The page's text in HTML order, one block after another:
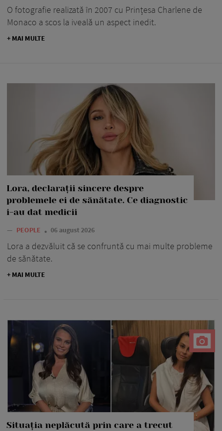
O fotografie realizată în 2007 cu Prințesa Charlene de
Monaco a scos la iveală un aspect inedit.
+ MAI MULTE
Lora, declarații sincere despre
problemele ei de sănătate. Ce diagnostic
i-au dat medicii
— PEOPLE 06 august 2026
Lora a dezvăluit că se confruntă cu mai multe probleme
de sănătate.
+ MAI MULTE
Situația neplăcută prin care a trecut